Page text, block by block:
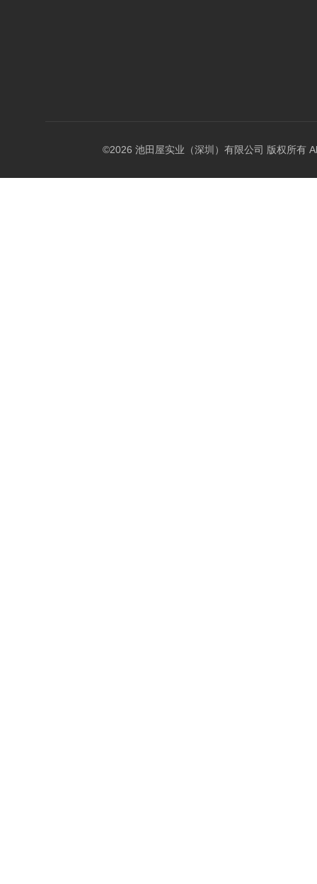
©2026 池田屋实业（深圳）有限公司 版权所有